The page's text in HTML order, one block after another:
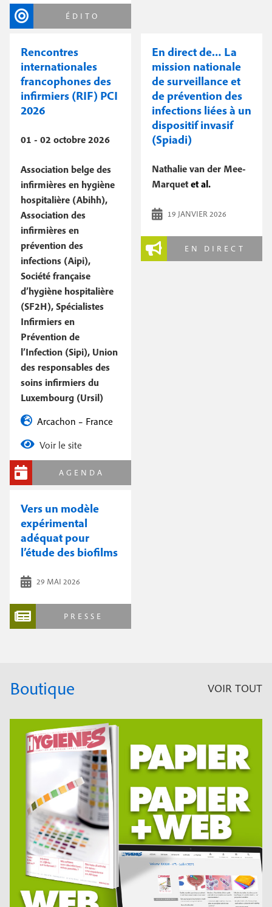
ÉDITO
Rencontres
internationales
francophones des
infirmiers (RIF) PCI
2026
01 - 02 octobre 2026
Association belge des
infirmières en hygiène
hospitalière (Abihh),
Association des
infirmières en
prévention des
infections (Aipi),
Société française
d’hygiène hospitalière
(SF2H), Spécialistes
Infirmiers en
Prévention de
l’Infection (Sipi), Union
des responsables des
soins infirmiers du
Luxembourg (Ursil)
Arcachon – France
Voir le site
AGENDA
En direct de… La
mission nationale
de surveillance et
de prévention des
infections liées à un
dispositif invasif
(Spiadi)
Nathalie van der Mee-
Marquetet al.
19 JANVIER 2026
EN DIRECT
Vers un modèle
expérimental
adéquat pour
l’étude des biofilms
29 MAI 2026
PRESSE
Boutique VOIR TOUT